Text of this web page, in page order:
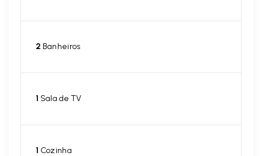
2 Banheiros
1 Sala de TV
1 Cozinha